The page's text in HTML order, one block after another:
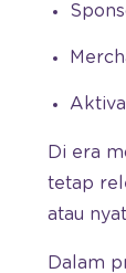
Di era
tetap
atau
Dalam